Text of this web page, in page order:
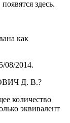
здесь.
как
08/2014.
Д. В.?
количество
эквивалент